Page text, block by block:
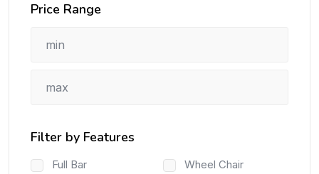
Price Range
Filter by Features
Full Bar
Wheel Chair